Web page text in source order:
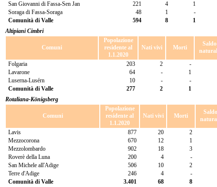
San Giovanni di Fassa-Sen Jan
221 4
1
Soraga di Fassa-Soraga
48 1
-
Comunità di Valle
594 8
1
Altipiani Cimbri
Comuni
Popolazione
residente al
1.1.2020
Nati vivi Morti
Saldo
Folgaria
203 2
-
Lavarone
64 -
1
Luserna-Lusérn
10 -
-
Comunità di Valle
277 2
1
Rotaliana-Königsberg
Comuni
Popolazione
residente al
1.1.2020
Nati vivi Morti
Saldo
Lavis
877 20
2
Mezzocorona
670 12
1
Mezzolombardo
902 18
3
Roverè della Luna
200 4
-
San Michele all'Adige
506 10
2
Terre d'Adige
246 4
-
Comunità di Valle
3.401 68
8